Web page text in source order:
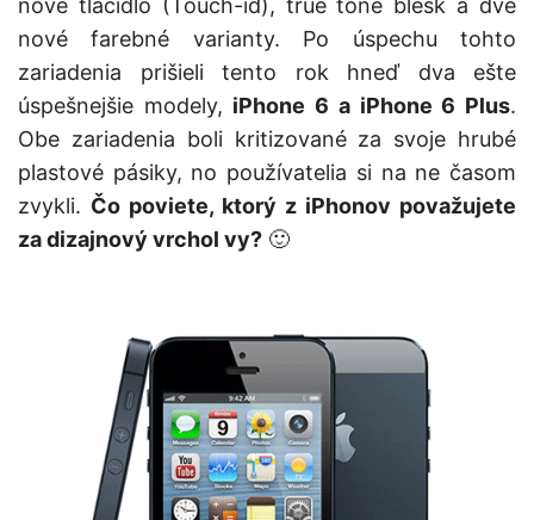
nové farebné varianty. Po úspechu tohto
zariadenia prišieli tento rok hneď dva ešte
úspešnejšie modely, iPhone 6 a iPhone 6 Plus.
Obe zariadenia boli kritizované za svoje hrubé
plastové pásiky, no používatelia si na ne časom
zvykli. Čo poviete, ktorý z iPhonov považujete
za dizajnový vrchol vy? 🙂